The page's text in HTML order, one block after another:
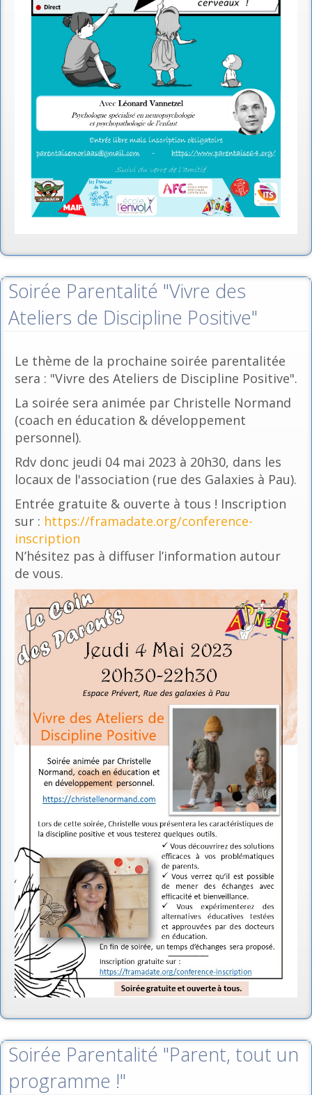
Soirée Parentalité "Vivre des
Ateliers de Discipline Positive"
Le thème de la prochaine soirée parentalitée
sera : "Vivre des Ateliers de Discipline Positive".
La soirée sera animée par Christelle Normand
(coach en éducation & développement
personnel).
Rdv donc jeudi 04 mai 2023 à 20h30, dans les
locaux de l'association (rue des Galaxies à Pau).
Entrée gratuite & ouverte à tous ! Inscription
sur : https://framadate.org/conference-
inscription
N’hésitez pas à diffuser l’information autour
de vous.
Soirée Parentalité "Parent, tout un
programme !"